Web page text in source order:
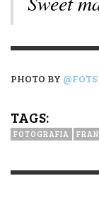
PHOTO BY
TAGS:
FOTOGRAFIA